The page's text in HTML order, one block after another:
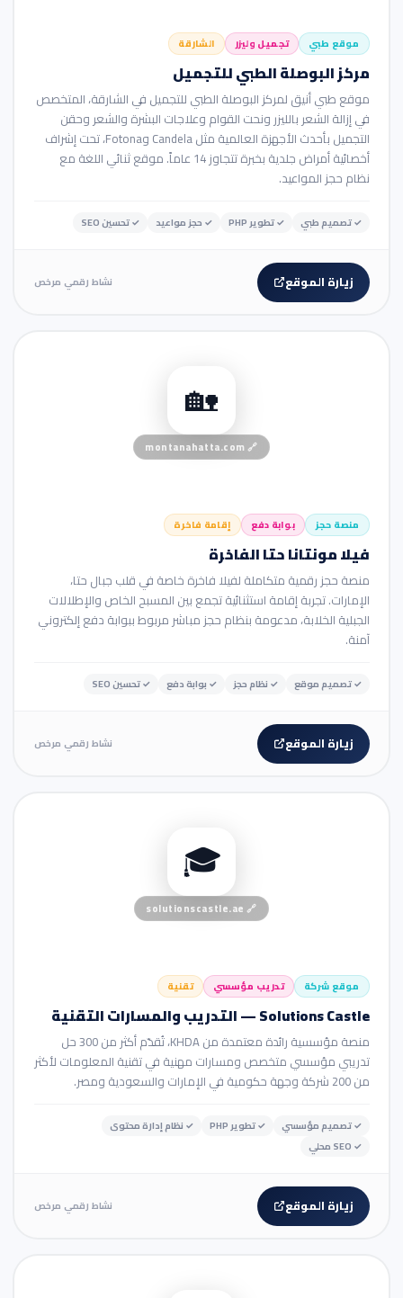
موقع طبي تجميل وليزر الشارقة
مركز البوصلة الطبي للتجميل
موقع طبي أنيق لمركز البوصلة الطبي للتجميل في الشارقة، المتخصص
في إزالة الشعر بالليزر ونحت القوام وعلاجات البشرة والشعر وحقن
التجميل بأحدث الأجهزة العالمية مثل Candela وFotona، تحت إشراف
أخصائية أمراض جلدية بخبرة تتجاوز 14 عاماً. موقع ثنائي اللغة مع
نظام حجز المواعيد.
✓تصميم طبي ✓تطوير PHP ✓ حجز مواعيد ✓تحسين SEO
زيارة الموقع نشاط رقمي مرخص
🏡
🔗
منصة حجز بوابة دفع إقامة فاخرة
فيلا مونتانا حتا الفاخرة
منصة حجز رقمية متكاملة لفيلا فاخرة خاصة في قلب جبال حتا،
الإمارات. تجربة إقامة استثنائية تجمع بين المسبح الخاص والإطلالات
الجبلية الخلابة، مدعومة بنظام حجز مباشر مربوط ببوابة دفع إلكتروني
آمنة.
✓تصميم موقع ✓ نظام حجز ✓ بوابة دفع ✓تحسين SEO
زيارة الموقع نشاط رقمي مرخص
🎓
🔗
موقع شركة تدريب مؤسسي تقنية
Solutions Castle — التدريب والمسارات التقنية
منصة مؤسسية رائدة معتمدة من KHDA، تُقدّم أكثر من 300 حل
تدريبي مؤسسي متخصص ومسارات مهنية في تقنية المعلومات لأكثر
من 200 شركة وجهة حكومية في الإمارات والسعودية ومصر.
✓تصميم مؤسسي ✓تطوير PHP ✓ نظام إدارة محتوى
✓
زيارة الموقع نشاط رقمي مرخص